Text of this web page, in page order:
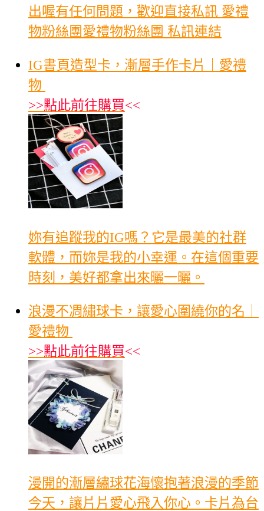
出喔有任何問題，歡迎直接私訊 愛禮
物粉絲團愛禮物粉絲團 私訊連結
IG書頁造型卡，漸層手作卡片｜愛禮
物
>>點此前往購買<<
妳有追蹤我的IG嗎？它是最美的社群
軟體，而妳是我的小幸運。在這個重要
時刻，美好都拿出來曬一曬。
浪漫不凋繡球卡，讓愛心圍繞你的名｜
愛禮物
>>點此前往購買<<
漫開的漸層繡球花海懷抱著浪漫的季節
今天，讓片片愛心飛入你心。卡片為台